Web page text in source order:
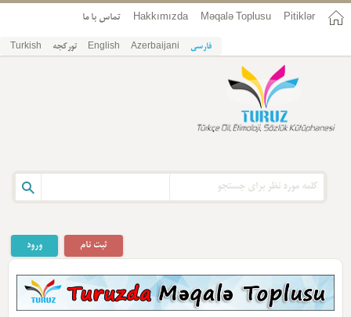
Pitiklər
Məqalə Toplusu
Hakkımızda تماس با ما
فارسی Azerbaijani
English تورکجه Turkish
ورود ثبت نام